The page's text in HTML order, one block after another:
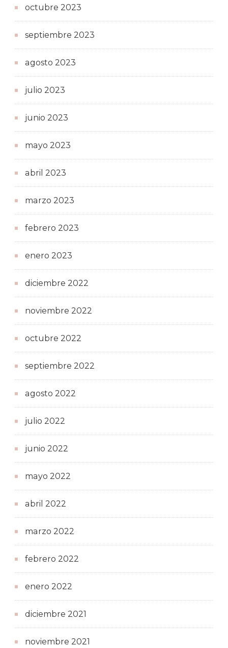
octubre 2023
septiembre 2023
agosto 2023
julio 2023
junio 2023
mayo 2023
abril 2023
marzo 2023
febrero 2023
enero 2023
diciembre 2022
noviembre 2022
octubre 2022
septiembre 2022
agosto 2022
julio 2022
junio 2022
mayo 2022
abril 2022
marzo 2022
febrero 2022
enero 2022
diciembre 2021
noviembre 2021